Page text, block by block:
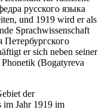
русского языка
und 1919 wird er als
Sprachwissenschaft
Петербургского
er sich neben seiner
(Bogatyreva
der
im Jahr 1919 im